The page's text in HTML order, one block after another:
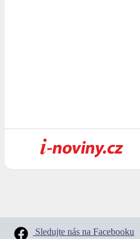
Sledujte nás na Facebooku